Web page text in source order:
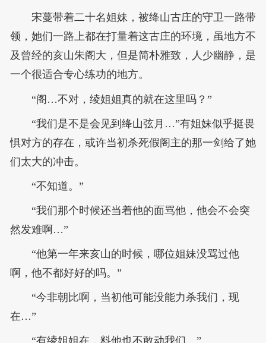
宋蔓带着二十名姐妹，被绛山古庄的守卫一路带
领，她们一路上都在打量着这古庄的环境，虽地方不
及曾经的亥山朱阁大，但是简朴雅致，人少幽静，是
一个很适合专心练功的地方。
“阁…不对，绫姐姐真的就在这里吗？”
“我们是不是会见到绛山弦月…”有姐妹似乎挺畏
惧对方的存在，或许当初杀死假阁主的那一剑给了她
们太大的冲击。
“不知道。”
“我们那个时候还当着他的面骂他，他会不会突
然发难啊…”
“他第一年来亥山的时候，哪位姐妹没骂过他
啊，他不都好好的吗。”
“今非朝比啊，当初他可能没能力杀我们，现
在…”